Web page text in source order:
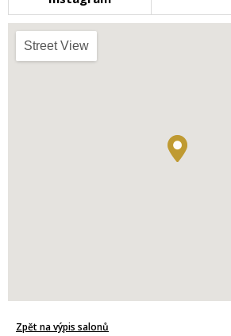
Street View
Zpět na výpis salonů